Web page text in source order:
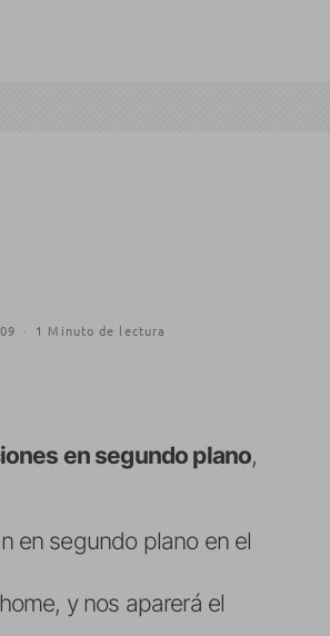
· 1 Minuto de lectura
en segundo plano,
en segundo plano en el
y nos aparerá el